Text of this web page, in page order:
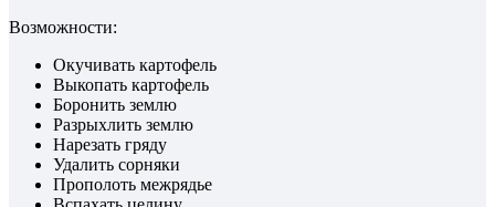
Возможности:
Окучивать картофель
Выкопать картофель
Боронить землю
Разрыхлить землю
Нарезать гряду
Удалить сорняки
Прополоть межрядье